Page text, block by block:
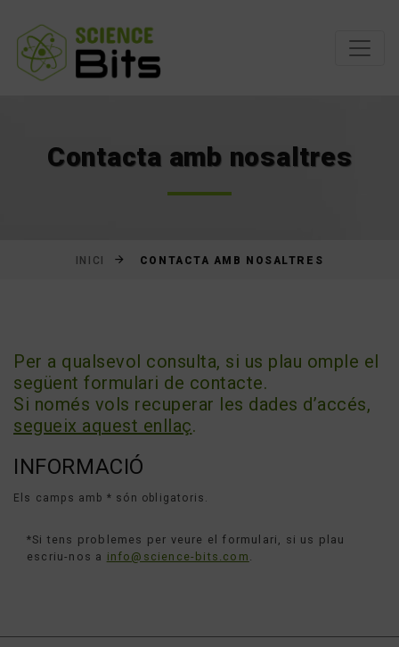
Contacta amb nosaltres
INICI CONTACTA AMB NOSALTRES
Per a qualsevol consulta, si us plau omple el
següent formulari de contacte.
Si només vols recuperar les dades d’accés,
segueix aquest enllaç.
INFORMACIÓ
Els camps amb * són obligatoris.
*Si tens problemes per veure el formulari, si us plau
escriu-nos a info@science-bits.com .